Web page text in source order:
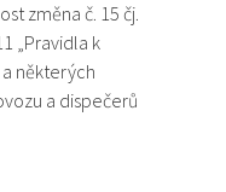
změna č. 15 čj.
„Pravidla k
některých
a dispečerů